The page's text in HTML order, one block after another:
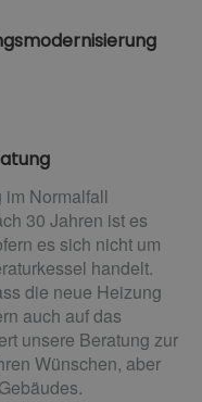
Normalfall
30 Jahren ist es
es sich nicht um
handelt.
die neue Heizung
auch auf das
unsere Beratung zur
Wünschen, aber